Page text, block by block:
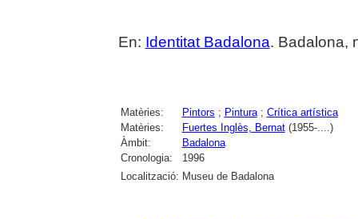
En: Identitat Badalona. Badalona,
Matèries: Pintors ; Pintura; Crítica artística
Matèries:
Fuertes Inglès, Bernat(1955-....)
Àmbit:
Badalona
Cronologia:
1996
Localització: Museu de Badalona